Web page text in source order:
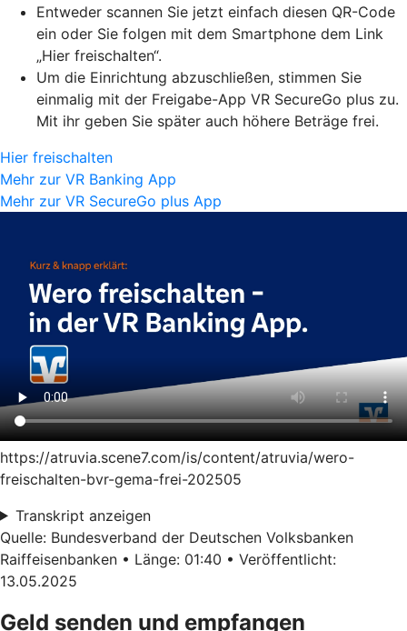
Entweder scannen Sie jetzt einfach diesen QR-Code
ein oder Sie folgen mit dem Smartphone dem Link
„Hier freischalten“.
Um die Einrichtung abzuschließen, stimmen Sie
einmalig mit der Freigabe-App VR SecureGo plus zu.
Mit ihr geben Sie später auch höhere Beträge frei.
Hier freischalten
Mehr zur VR Banking App
Mehr zur VR SecureGo plus App
https://atruvia.scene7.com/is/content/atruvia/wero-
freischalten-bvr-gema-frei-202505
Transkript anzeigen
Quelle: Bundesverband der Deutschen Volksbanken
Raiffeisenbanken • Länge: 01:40 • Veröffentlicht:
13.05.2025
Geld senden und empfangen